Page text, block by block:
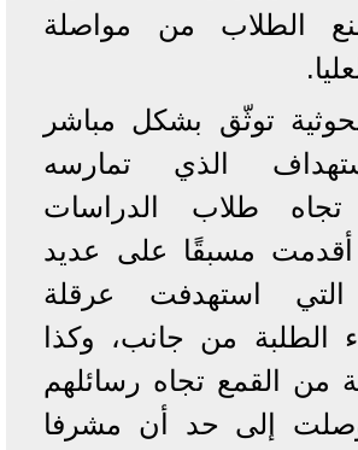
الطلاب من مواصلة
توثّق بشكل مباشر
الذي تمارسه
تجاه طلاب الدراسات
أقدمت مسبقًا على عديد
التي استهدفت عرقلة
الطلبة من جانب، وكذا
من القمع تجاه رسائلهم
وصلت إلى حد أن مشرفا